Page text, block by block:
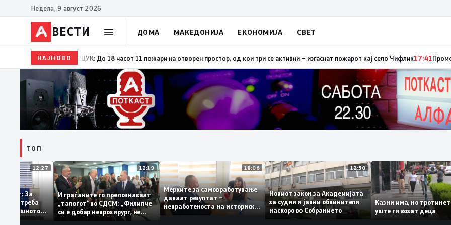
Недела, 9 август 2026
ВЕСТИ ДОМА МАКЕДОНИЈА ЕКОНОМИЈА СВЕТ
НАЈНОВО
17:42ЦУК: До 18 часот 11 пожари на отворен простор, од кои три се активни – изгаснат пожарот кај село Чифлик 17:41Промовиран
ТОП
12:27
За
треба
на домашното
12:19
И граѓаните го препознаваат
„талогот“ во СДСМ: „Филипче
си е добар неврохирург, не
треба се занимава со
18:06
Мерките за самовработување
даваат резултат –
невработеноста на историски
најниско ниво од 11,3%
12:50
Новиот закон за Академијата
за судии и јавни обвинители
наскоро во Собранието
Казни има, но
уште ги возат деца